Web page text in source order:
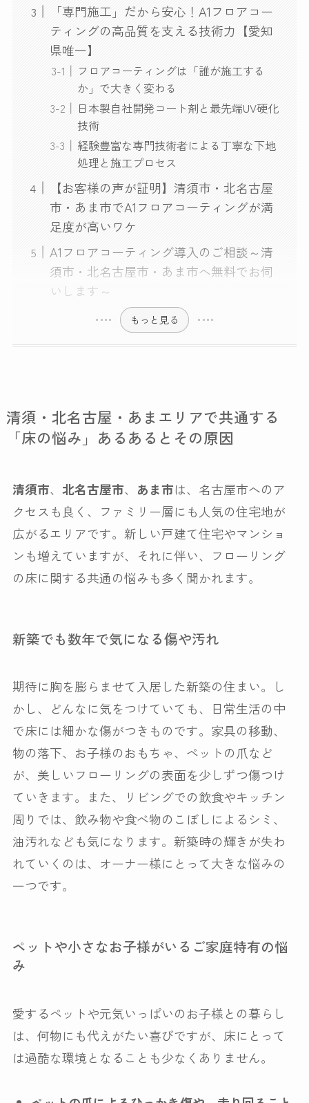
「専門施工」だから安心！A1フロアコー
ティングの高品質を支える技術力【愛知
県唯一】
フロアコーティングは「誰が施工する
か」で大きく変わる
日本製自社開発コート剤と最先端UV硬化
技術
経験豊富な専門技術者による丁寧な下地
処理と施工プロセス
【お客様の声が証明】清須市・北名古屋
市・あま市でA1フロアコーティングが満
足度が高いワケ
A1フロアコーティング導入のご相談～清
須市・北名古屋市・あま市へ無料でお伺
いします～
もっと見る
清須・北名古屋・あまエリアで共通する
「床の悩み」あるあるとその原因
清須市、 北名古屋市、 あま市は、名古屋市へのア
クセスも良く、ファミリー層にも人気の住宅地が
広がるエリアです。新しい戸建て住宅やマンショ
ンも増えていますが、それに伴い、フローリング
の床に関する共通の悩みも多く聞かれます。
新築でも数年で気になる傷や汚れ
期待に胸を膨らませて入居した新築の住まい。し
かし、どんなに気をつけていても、日常生活の中
で床には細かな傷がつきものです。家具の移動、
物の落下、お子様のおもちゃ、ペットの爪など
が、美しいフローリングの表面を少しずつ傷つけ
ていきます。また、リビングでの飲食やキッチン
周りでは、飲み物や食べ物のこぼしによるシミ、
油汚れなども気になります。新築時の輝きが失わ
れていくのは、オーナー様にとって大きな悩みの
一つです。
ペットや小さなお子様がいるご家庭特有の悩
み
愛するペットや元気いっぱいのお子様との暮らし
は、何物にも代えがたい喜びですが、床にとって
は過酷な環境となることも少なくありません。